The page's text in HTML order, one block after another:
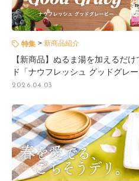
特集 新商品紹介
【新商品】ぬるま湯を加えるだ
ド「ナウフレッシュ グッドグレー
2026.04.03